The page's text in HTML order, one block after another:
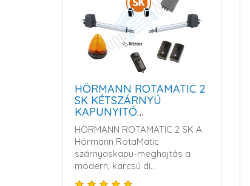
HÖRMANN ROTAMATIC 2
SK KÉTSZÁRNYÚ
KAPUNYITÓ
AUTOMATIKA SZETT
HÖRMANN ROTAMATIC 2 SK A
Hörmann RotaMatic
szárnyaskapu-meghajtás a
modern, karcsú di..